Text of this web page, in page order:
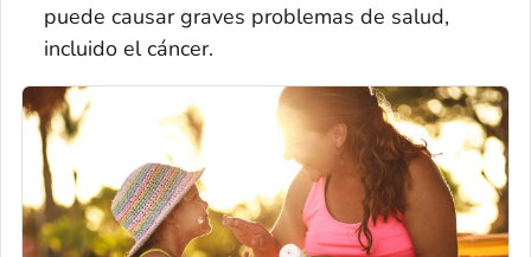
puede causar graves problemas de salud,
incluido el cáncer.